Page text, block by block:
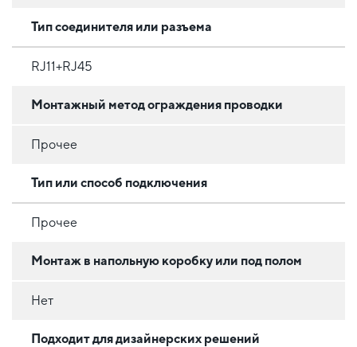
Тип соединителя или разъема
RJ11+RJ45
Монтажный метод ограждения проводки
Прочее
Тип или способ подключения
Прочее
Монтаж в напольную коробку или под полом
Нет
Подходит для дизайнерских решений